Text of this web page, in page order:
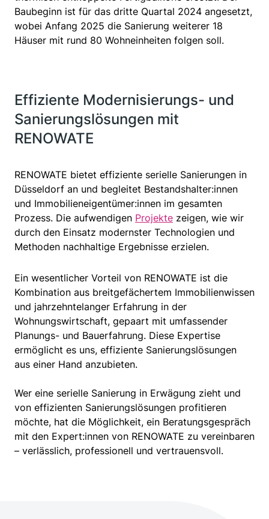
Baubeginn ist für das dritte Quartal 2024 angesetzt,
wobei Anfang 2025 die Sanierung weiterer 18
Häuser mit rund 80 Wohneinheiten folgen soll.
Effiziente Modernisierungs- und
Sanierungslösungen mit
RENOWATE
RENOWATE bietet effiziente serielle Sanierungen in
Düsseldorf an und begleitet Bestandshalter:innen
und Immobilieneigentümer:innen im gesamten
Prozess. Die aufwendigen Projekte zeigen, wie wir
durch den Einsatz modernster Technologien und
Methoden nachhaltige Ergebnisse erzielen.
Ein wesentlicher Vorteil von RENOWATE ist die
Kombination aus breitgefächertem Immobilienwissen
und jahrzehntelanger Erfahrung in der
Wohnungswirtschaft, gepaart mit umfassender
Planungs- und Bauerfahrung. Diese Expertise
ermöglicht es uns, effiziente Sanierungslösungen
aus einer Hand anzubieten.
Wer eine serielle Sanierung in Erwägung zieht und
von effizienten Sanierungslösungen profitieren
möchte, hat die Möglichkeit, ein Beratungsgespräch
mit den Expert:innen von RENOWATE zu vereinbaren
– verlässlich, professionell und vertrauensvoll.